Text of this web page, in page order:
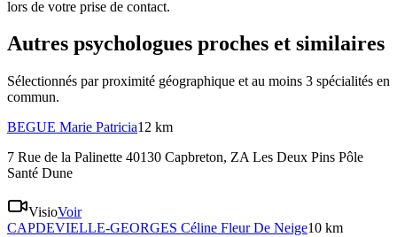
lors de votre prise de contact.
Autres psychologues proches et similaires
Sélectionnés par proximité géographique et au moins 3 spécialités en
commun.
BEGUE Marie Patricia12 km
7 Rue de la Palinette 40130 Capbreton, ZA Les Deux Pins Pôle
Santé Dune
VisioVoir
CAPDEVIELLE-GEORGES Céline Fleur De Neige10 km